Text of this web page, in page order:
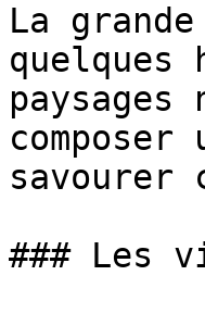
La
savourer
### Les